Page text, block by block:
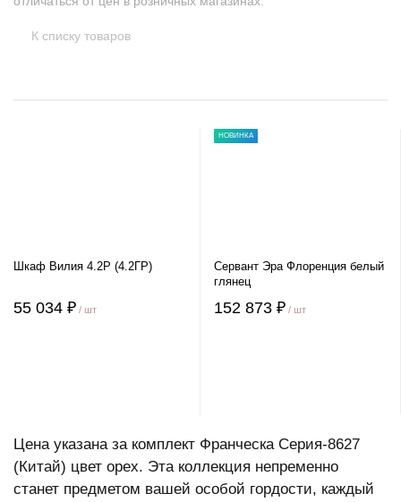
К списку товаров
Шкаф Вилия 4.2Р (4.2ГР)
55 034 ₽ / шт
НОВИНКА
Сервант Эра Флоренция белый
глянец
152 873 ₽ / шт
Цена указана за комплект Франческа Серия-8627
(Китай) цвет орех. Эта коллекция непременно
станет предметом вашей особой гордости, каждый